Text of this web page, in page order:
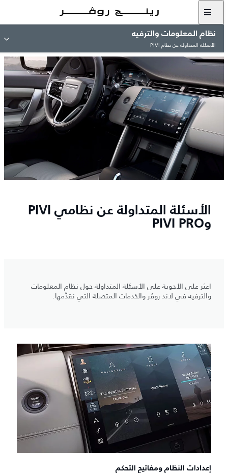
نظام المعلومات والترفيه
الأسئلة المتداولة عن نظام PIVI
الأسئلة المتداولة عن نظامي PIVI
وPIVI PRO
اعثر على الأجوبة على الأسئلة المتداولة حول نظام المعلومات
والترفيه في لاند روڤر والخدمات المتصلة التي نقدّمها.
إعدادات النظام ومفاتيح التحكم